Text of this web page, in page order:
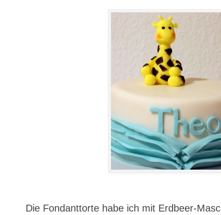
Die Fondanttorte habe ich mit Erdbeer-